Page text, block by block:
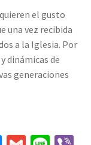
el gusto
una vez recibida
a la Iglesia. Por
dinámicas de
generaciones